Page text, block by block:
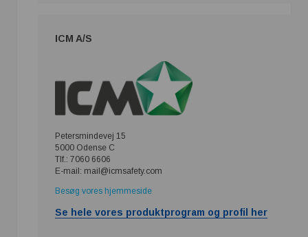
ICM A/S
Petersmindevej 15
5000 Odense C
Tlf.: 7060 6606
E-mail: mail@icmsafety.com
Besøg vores hjemmeside
Se hele vores produktprogram og profil her